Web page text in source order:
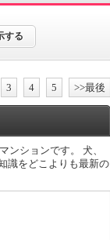
3 4 5 >>最後
ションです。 犬、
識をどこよりも最新の